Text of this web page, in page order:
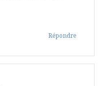
Répondre